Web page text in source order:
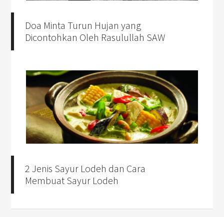
Doa Minta Turun Hujan yang
Dicontohkan Oleh Rasulullah SAW
2 Jenis Sayur Lodeh dan Cara
Membuat Sayur Lodeh